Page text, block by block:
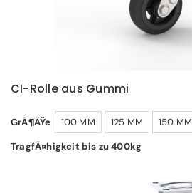
CI-Rolle aus Gummi
GrÃ¶ÃŸe 100 MM 125 MM 150 MM
TragfÃ¤higkeit bis zu 400kg